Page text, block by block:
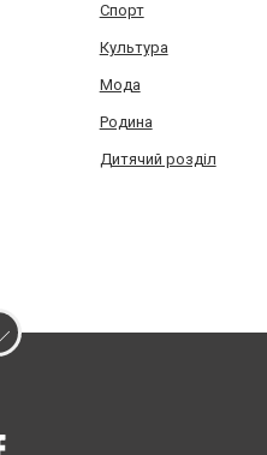
Спорт
Культура
Мода
Родина
Дитячий розділ